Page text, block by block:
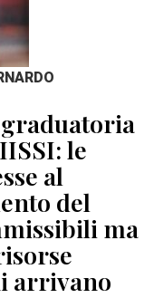
le
al
del
ma
arrivano